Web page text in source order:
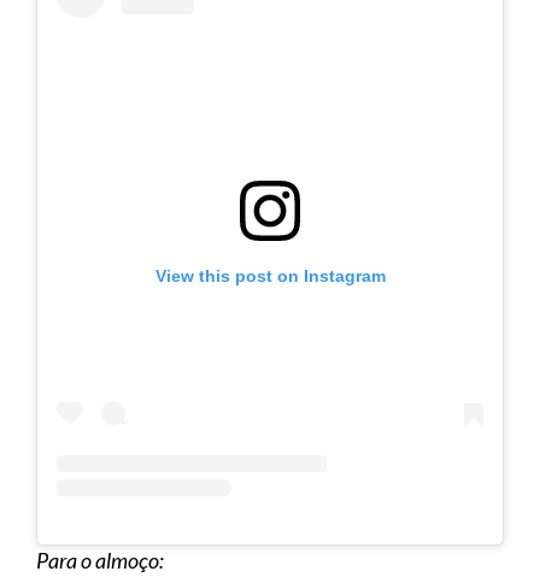
View this post on Instagram
Para o almoço: